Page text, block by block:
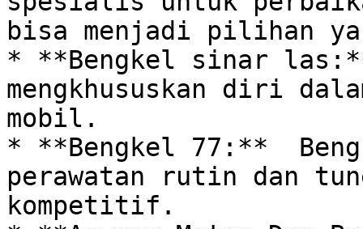
bisa menjadi pilihan
* **Bengkel sinar
mengkhususkan diri
mobil.
* **Bengkel 77:**
perawatan rutin dan
kompetitif.